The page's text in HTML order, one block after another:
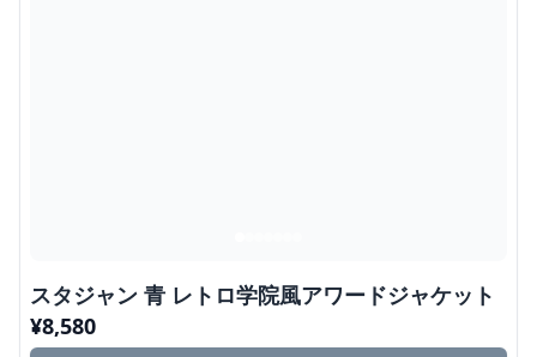
スタジャン 青 レトロ学院風アワードジャケット
¥8,580